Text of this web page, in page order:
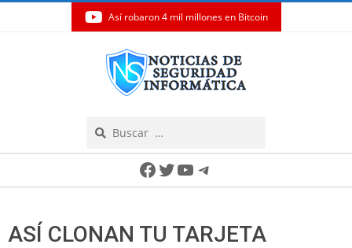
Así robaron 4 mil millones en Bitcoin
Facebook
Twitter
YouTube
Telegram
ASÍ CLONAN TU TARJETA